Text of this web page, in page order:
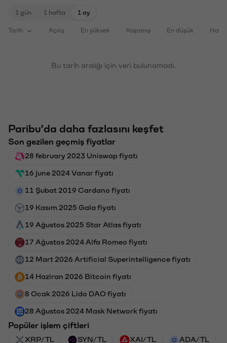
1 gün 1 hafta 1 ay
Tarih Açılış En yüksek Kapanış En düşük
Bu tarih aralığı için veri bulunamadı.
Paribu'da daha fazlasını keşfet
Son gezilen geçmiş fiyatlar
28 february 2023 Uniswap fiyatı
16 june 2024 Vanar fiyatı
11 Şubat 2019 Cardano fiyatı
19 Kasım 2025 Gala fiyatı
19 Ağustos 2025 Star Atlas fiyatı
17 Ağustos 2024 Alfa Romeo fiyatı
12 Mart 2026 Artificial Superintelligence fiyatı
14 Haziran 2026 Bitcoin fiyatı
8 Ocak 2026 Lido DAO fiyatı
28 Ağustos 2024 Mask Network fiyatı
Popüler işlem çiftleri
XRP/TL SYN/TL XAI/TL ADA/TL